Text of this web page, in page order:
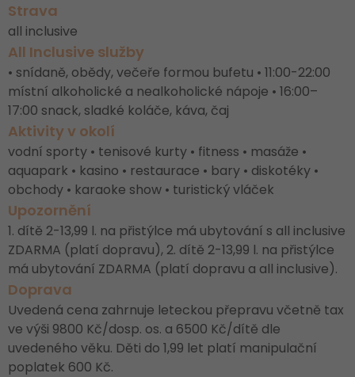
Strava
all inclusive
All Inclusive služby
• snídaně, obědy, večeře formou bufetu • 11:00-22:00
místní alkoholické a nealkoholické nápoje • 16:00–
17:00 snack, sladké koláče, káva, čaj
Aktivity v okolí
vodní sporty • tenisové kurty • fitness • masáže •
aquapark • kasino • restaurace • bary • diskotéky •
obchody • karaoke show • turistický vláček
Upozornění
1. dítě 2-13,99 l. na přistýlce má ubytování s all inclusive
ZDARMA (platí dopravu), 2. dítě 2-13,99 l. na přistýlce
má ubytování ZDARMA (platí dopravu a all inclusive).
Doprava
Uvedená cena zahrnuje leteckou přepravu včetně tax
ve výši 9800 Kč/dosp. os. a 6500 Kč/dítě dle
uvedeného věku. Děti do 1,99 let platí manipulační
poplatek 600 Kč.